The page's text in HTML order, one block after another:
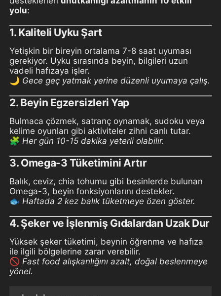
yolu:
1. Kaliteli Uyku Şart
Yetişkin bir bireyin ortalama 7-8 saat uyuması
gerekiyor. Uyku sırasında beyin, bilgileri uzun
vadeli hafızaya işler.
🌙 Gece geç yatmak yerine düzenli uyumaya çalış.
2. Beyin Egzersizleri Yap
Bulmaca çözmek, satranç oynamak, sudoku veya
kelime oyunları gibi aktiviteler zihni canlı tutar.
🧩 Her gün 10-15 dakika yeterli olabilir.
3. Omega-3 Tüketimini Artır
Balık, ceviz, chia tohumu gibi besinlerde bulunan
Omega-3, beyin fonksiyonlarını destekler.
🐟 Haftada 2 kez balık tüketmeye özen göster.
4. Şeker ve İşlenmiş Gıdalardan Uzak Dur
Yüksek şeker tüketimi, beynin öğrenme ve hafıza
ile ilgili bölgelerine zarar verebilir.
🚫 Fast food alışkanlığını azalt, doğal beslenmeye
yönel.